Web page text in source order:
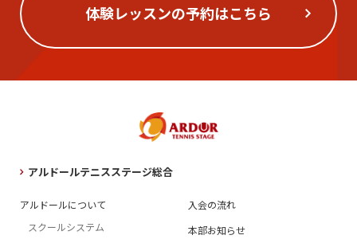
体験レッスンの予約はこちら
アルドールテニスステージ総合
アルドールについて
スクールシステム
入会の流れ
本部お知らせ